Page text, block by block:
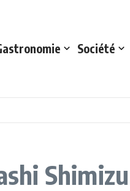
Société
Shimizu